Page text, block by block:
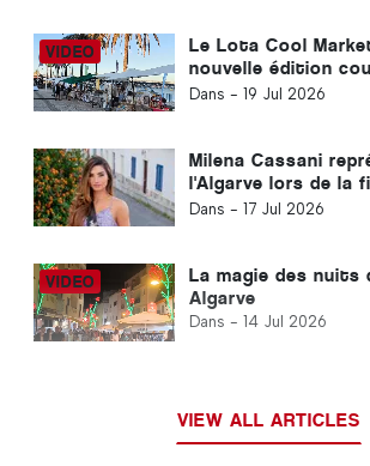
Le Lota Cool
nouvelle édition
succès à Portimão
Dans - 19 Jul 2026
Milena Cassani
l'Algarve lors de la
Portugal
Dans - 17 Jul 2026
La magie des nuits
Algarve
Dans - 14 Jul 2026
VIEW ALL ARTICLES